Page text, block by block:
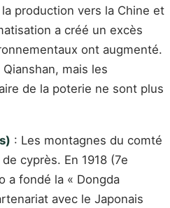
production vers la Chine et
a créé un excès
ont augmenté.
mais les
de la poterie ne sont plus
: Les montagnes du comté
cyprès. En 1918 (7e
a fondé la « Dongda
avec le Japonais